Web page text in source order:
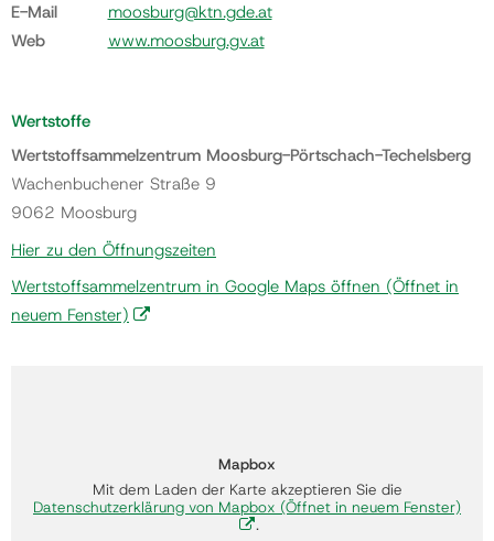
E-Mail
moosburg@ktn.gde.at
Web
www.moosburg.gv.at
Wertstoffe
Wertstoffsammelzentrum Moosburg-Pörtschach-Techelsberg
Wachenbuchener Straße 9
9062 Moosburg
Hier zu den Öffnungszeiten
Wertstoffsammelzentrum in Google Maps öffnen (Öffnet in
neuem Fenster)
Mapbox
Mit dem Laden der Karte akzeptieren Sie die
Datenschutzerklärung von Mapbox (Öffnet in neuem Fenster)
.